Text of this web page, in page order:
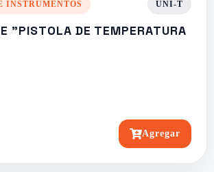
INSTRUMENTOS UNI-T
"PISTOLA DE TEMPERATURA
Agregar